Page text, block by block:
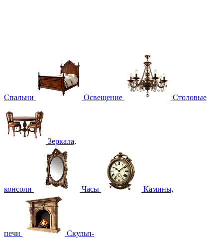
Спальни Освещение Столовые
Зеркала,
консоли Часы Камины,
печи Скульп-